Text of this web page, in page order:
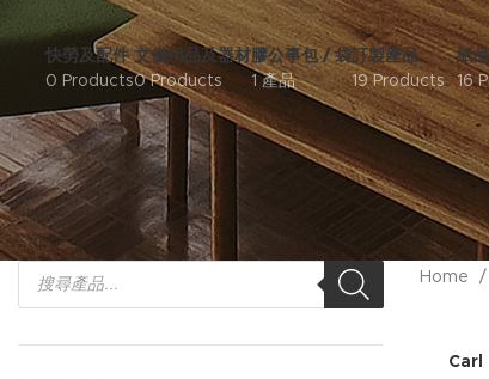
快勞及配件
0 Products
文儀用品及器材
0 Products
膠公事包 / 袋
1 產品
訂製產品
19 Products
紙品
16
Home
Carl